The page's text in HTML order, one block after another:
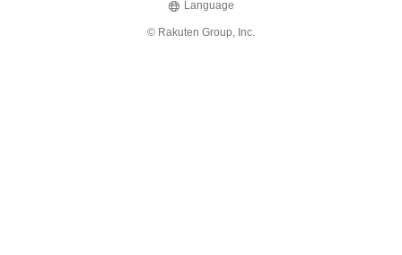
Language
© Rakuten Group, Inc.